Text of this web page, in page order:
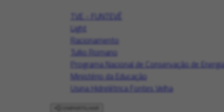
TVE - FUNTEVÊ
Light
Racionamento
Tullio Romano
Programa Nacional de Conservação de
Ministério da Educação
Usina Hidrelétrica Fontes Velha